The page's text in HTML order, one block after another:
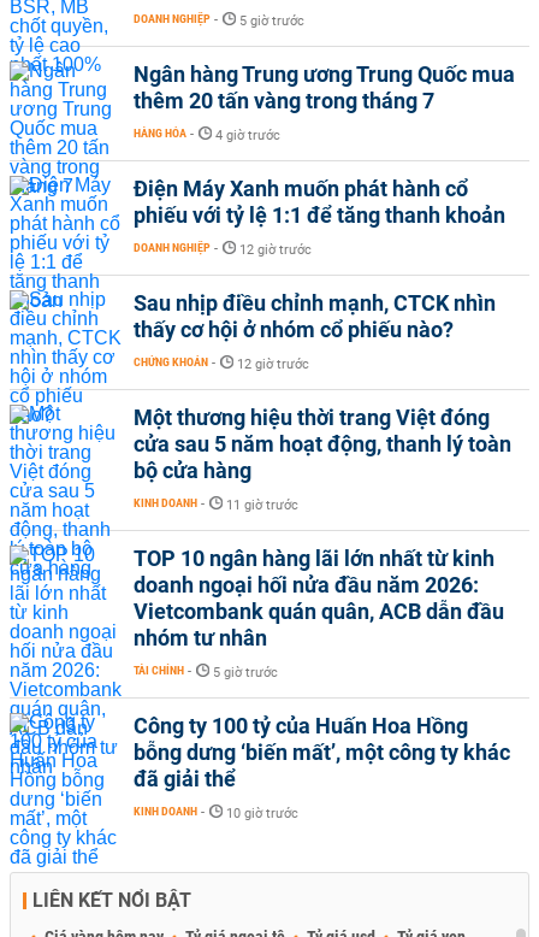
DOANH NGHIỆP - 5 giờ trước
Ngân hàng Trung ương Trung Quốc mua
thêm 20 tấn vàng trong tháng 7
HÀNG HÓA - 4 giờ trước
Điện Máy Xanh muốn phát hành cổ
phiếu với tỷ lệ 1:1 để tăng thanh khoản
DOANH NGHIỆP - 12 giờ trước
Sau nhịp điều chỉnh mạnh, CTCK nhìn
thấy cơ hội ở nhóm cổ phiếu nào?
CHỨNG KHOÁN - 12 giờ trước
Một thương hiệu thời trang Việt đóng
cửa sau 5 năm hoạt động, thanh lý toàn
bộ cửa hàng
KINH DOANH - 11 giờ trước
TOP 10 ngân hàng lãi lớn nhất từ kinh
doanh ngoại hối nửa đầu năm 2026:
Vietcombank quán quân, ACB dẫn đầu
nhóm tư nhân
TÀI CHÍNH - 5 giờ trước
Công ty 100 tỷ của Huấn Hoa Hồng
bỗng dưng ‘biến mất’, một công ty khác
đã giải thể
KINH DOANH - 10 giờ trước
LIÊN KẾT NỔI BẬT